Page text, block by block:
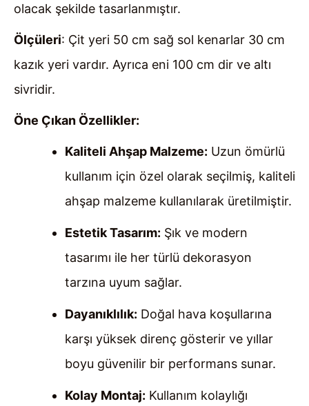
olacak şekilde tasarlanmıştır.
Ölçüleri: Çit yeri 50 cm sağ sol kenarlar 30 cm
kazık yeri vardır. Ayrıca eni 100 cm dir ve altı
sivridir.
Öne Çıkan Özellikler:
Kaliteli Ahşap Malzeme: Uzun ömürlü
kullanım için özel olarak seçilmiş, kaliteli
ahşap malzeme kullanılarak üretilmiştir.
Estetik Tasarım: Şık ve modern
tasarımı ile her türlü dekorasyon
tarzına uyum sağlar.
Dayanıklılık: Doğal hava koşullarına
karşı yüksek direnç gösterir ve yıllar
boyu güvenilir bir performans sunar.
Kolay Montaj: Kullanım kolaylığı